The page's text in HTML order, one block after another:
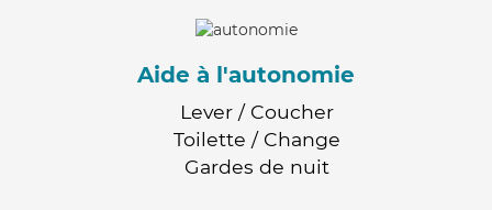
Aide à l'autonomie
Lever / Coucher
Toilette / Change
Gardes de nuit